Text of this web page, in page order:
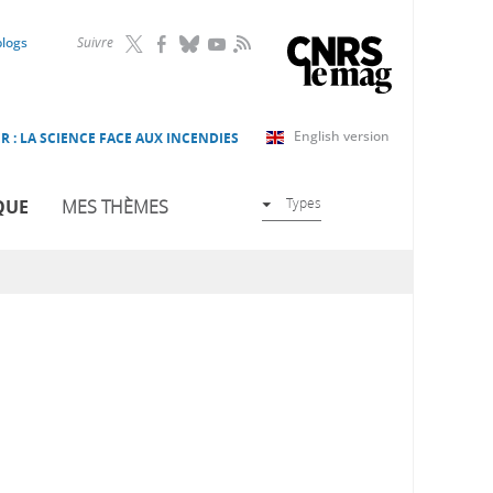
Suivre RSS
English version
: LA SCIENCE FACE AUX INCENDIES
MES THÈMES Types